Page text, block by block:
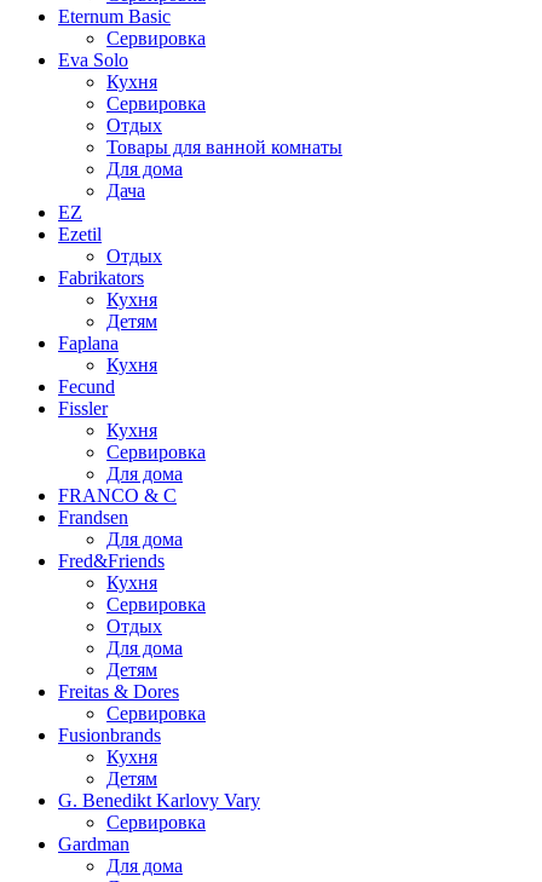
Eternum Basic
Сервировка
Eva Solo
Кухня
Сервировка
Отдых
Товары для ванной комнаты
Для дома
Дача
EZ
Ezetil
Отдых
Fabrikators
Кухня
Детям
Faplana
Кухня
Fecund
Fissler
Кухня
Сервировка
Для дома
FRANCO & C
Frandsen
Для дома
Fred&Friends
Кухня
Сервировка
Отдых
Для дома
Детям
Freitas & Dores
Сервировка
Fusionbrands
Кухня
Детям
G. Benedikt Karlovy Vary
Сервировка
Gardman
Для дома